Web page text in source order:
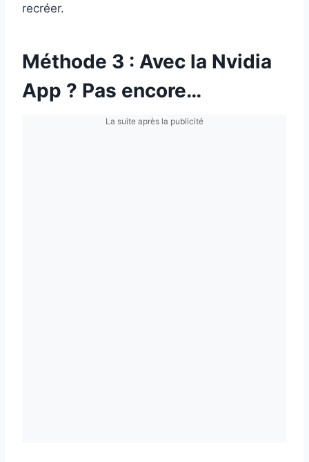
recréer.
Méthode 3 : Avec la Nvidia
App ? Pas encore…
La suite après la publicité